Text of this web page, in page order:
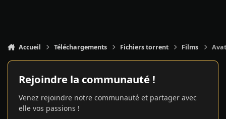
Accueil Téléchargements Fichiers torrent Films
Rejoindre la communauté !
Venez rejoindre notre communauté et partager avec
elle vos passions !